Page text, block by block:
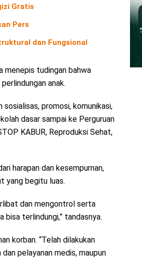
Gratis
Pers
dan Fungsional
menepis tudingan bahwa
anak.
promosi, komunikasi,
dasar sampai ke Perguruan
KABUR, Reproduksi Sehat,
harapan dan kesempurnan,
yang begitu luas.
dan mengontrol serta
bisa terlindungi,” tandasnya.
korban. “Telah dilakukan
pelayanan medis, maupun